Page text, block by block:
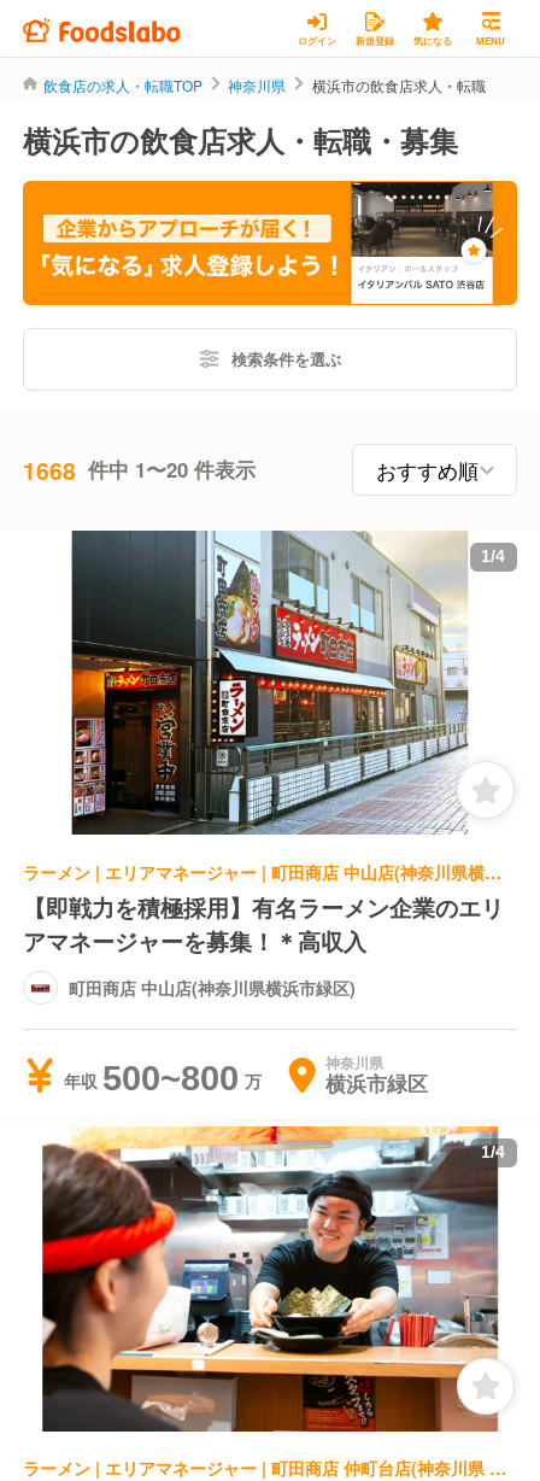
ログイン 新規登録 気になる MENU
飲食店の求人・転職TOP 神奈川県 横浜市の飲食店求人・転職
横浜市の飲食店求人・転職・募集
検索条件を選ぶ
1668 件中 1〜20 件表示
1/4
ラーメン | エリアマネージャー | 町田商店 中山店(神奈川県横浜市緑区)
【即戦力を積極採用】有名ラーメン企業のエリ
アマネージャーを募集！＊高収入
町田商店 中山店(神奈川県横浜市緑区)
年収 500~800 神奈川県
横浜市緑区
1/4
ラーメン | エリアマネージャー | 町田商店 仲町台店(神奈川県 横浜市都筑区)